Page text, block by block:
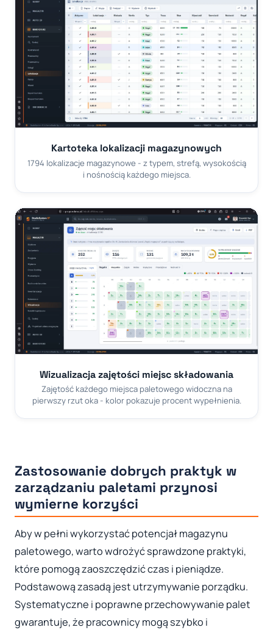
Kartoteka lokalizacji magazynowych
1794 lokalizacje magazynowe - z typem, strefą, wysokością
i nośnością każdego miejsca.
Wizualizacja zajętości miejsc składowania
Zajętość każdego miejsca paletowego widoczna na
pierwszy rzut oka - kolor pokazuje procent wypełnienia.
Zastosowanie dobrych praktyk w
zarządzaniu paletami przynosi
wymierne korzyści
Aby w pełni wykorzystać potencjał magazynu
paletowego, warto wdrożyć sprawdzone praktyki,
które pomogą zaoszczędzić czas i pieniądze.
Podstawową zasadą jest utrzymywanie porządku.
Systematyczne i poprawne przechowywanie palet
gwarantuje, że pracownicy mogą szybko i